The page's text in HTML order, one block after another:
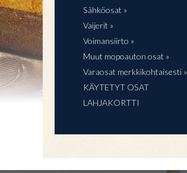
Sähköosat »
Vaijerit »
Voimansiirto »
Muut mopoauton osat »
Varaosat merkkikohtaisesti »
KÄYTETYT OSAT
LAHJAKORTTI